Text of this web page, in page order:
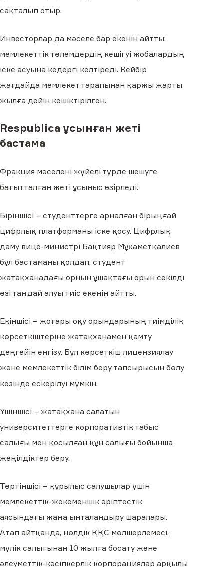
сақталып отыр.
Инвесторлар да мәселе бар екенін айтты:
мемлекеттік төлемдердің кешігуі жобалардың
іске асуына кедергі келтіреді. Кейбір
жағдайда мемлекет тарапынан қаржы жарты
жылға дейін кешіктірілген.
Respublica ұсынған жеті
бастама
Фракция мәселені жүйелі түрде шешуге
бағытталған жеті ұсыныс әзірледі.
Біріншісі – студенттерге арналған бірыңғай
цифрлық платформаны іске қосу. Цифрлық
даму вице-министрі Бақтияр Мұхаметқалиев
бұл бастаманы қолдап, студент
жатақханадағы орнын ұшақтағы орын секілді
өзі таңдай алуы тиіс екенін айтты.
Екіншісі – жоғары оқу орындарының тиімділік
көрсеткіштеріне жатақханамен қамту
деңгейін енгізу. Бұл көрсеткіш лицензиялау
және мемлекеттік білім беру тапсырысын бөлу
кезінде ескерілуі мүмкін.
Үшіншісі – жатақхана салатын
университеттерге корпоративтік табыс
салығы мен қосылған құн салығы бойынша
жеңілдіктер беру.
Төртіншісі – құрылыс салушылар үшін
мемлекеттік-жекеменшік әріптестік
аясындағы жаңа ынталандыру шаралары.
Атап айтқанда, нөлдік ҚҚС мөлшерлемесі,
мүлік салығынан 10 жылға босату және
әлеуметтік-кәсіпкерлік корпорациялар арқылы